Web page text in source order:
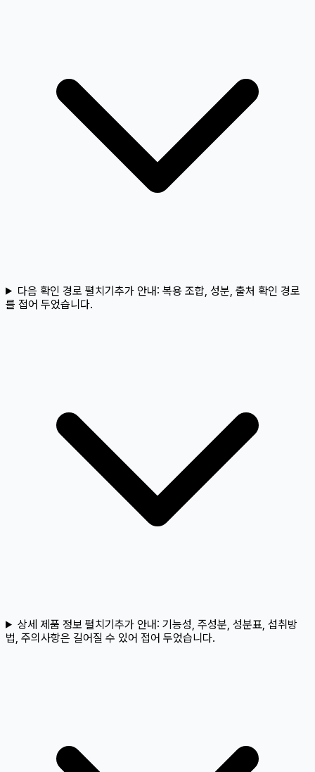
다음 확인 경로 펼치기추가 안내: 복용 조합, 성분, 출처 확인 경로
를 접어 두었습니다.
상세 제품 정보 펼치기추가 안내: 기능성, 주성분, 성분표, 섭취방
법, 주의사항은 길어질 수 있어 접어 두었습니다.